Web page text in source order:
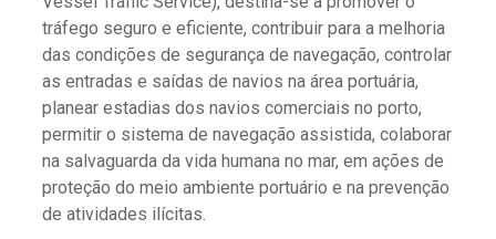
tráfego seguro e eficiente, contribuir para a melhoria
das condições de segurança de navegação, controlar
as entradas e saídas de navios na área portuária,
planear estadias dos navios comerciais no porto,
permitir o sistema de navegação assistida, colaborar
na salvaguarda da vida humana no mar, em ações de
proteção do meio ambiente portuário e na prevenção
de atividades ilícitas.